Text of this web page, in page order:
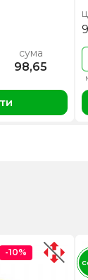
сума
98,65
-10%